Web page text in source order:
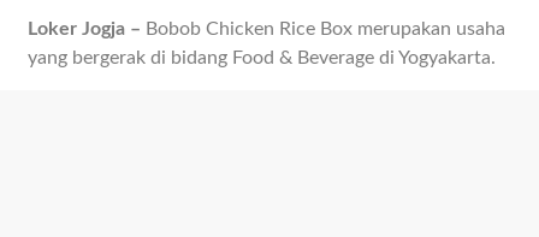
Loker Jogja – Bobob Chicken Rice Box merupakan usaha
yang bergerak di bidang Food & Beverage di Yogyakarta.